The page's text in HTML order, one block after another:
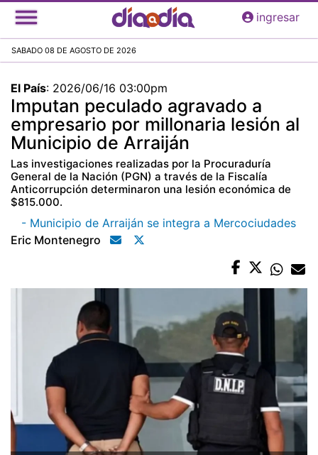
Pasar
al
principal
ingresar
SABADO 08 DE AGOSTO DE 2026
El País: 2026/06/16 03:00pm
Imputan peculado agravado a
empresario por millonaria lesión al
Municipio de Arraiján
Las investigaciones realizadas por la Procuraduría
General de la Nación (PGN) a través de la Fiscalía
Anticorrupción determinaron una lesión económica de
$815.000.
- Municipio de Arraiján se integra a Mercociudades
Eric Montenegro